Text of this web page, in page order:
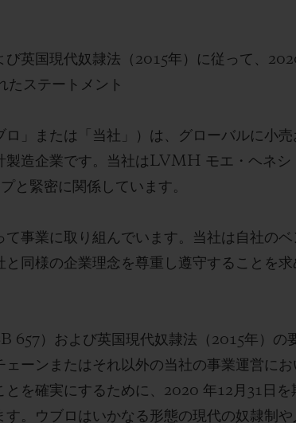
英国現代奴隷法（2015年）に従って、
たステートメント
」または「当社」）は、グローバルに小売
製造企業です。当社はLVMH モエ・ヘネシ
緊密に関係しています。
事業に取り組んでいます。当社は自社のベ
同様の企業理念を尊重し遵守することを求
657）および英国現代奴隷法（2015年）の
ーンまたはそれ以外の当社の事業運営にお
を確実にするために、2020 年12月31日を
。ウブロはいかなる形態の現代の奴隷制や
・バン
ラミック
スピリット オブ ビッグ・バン